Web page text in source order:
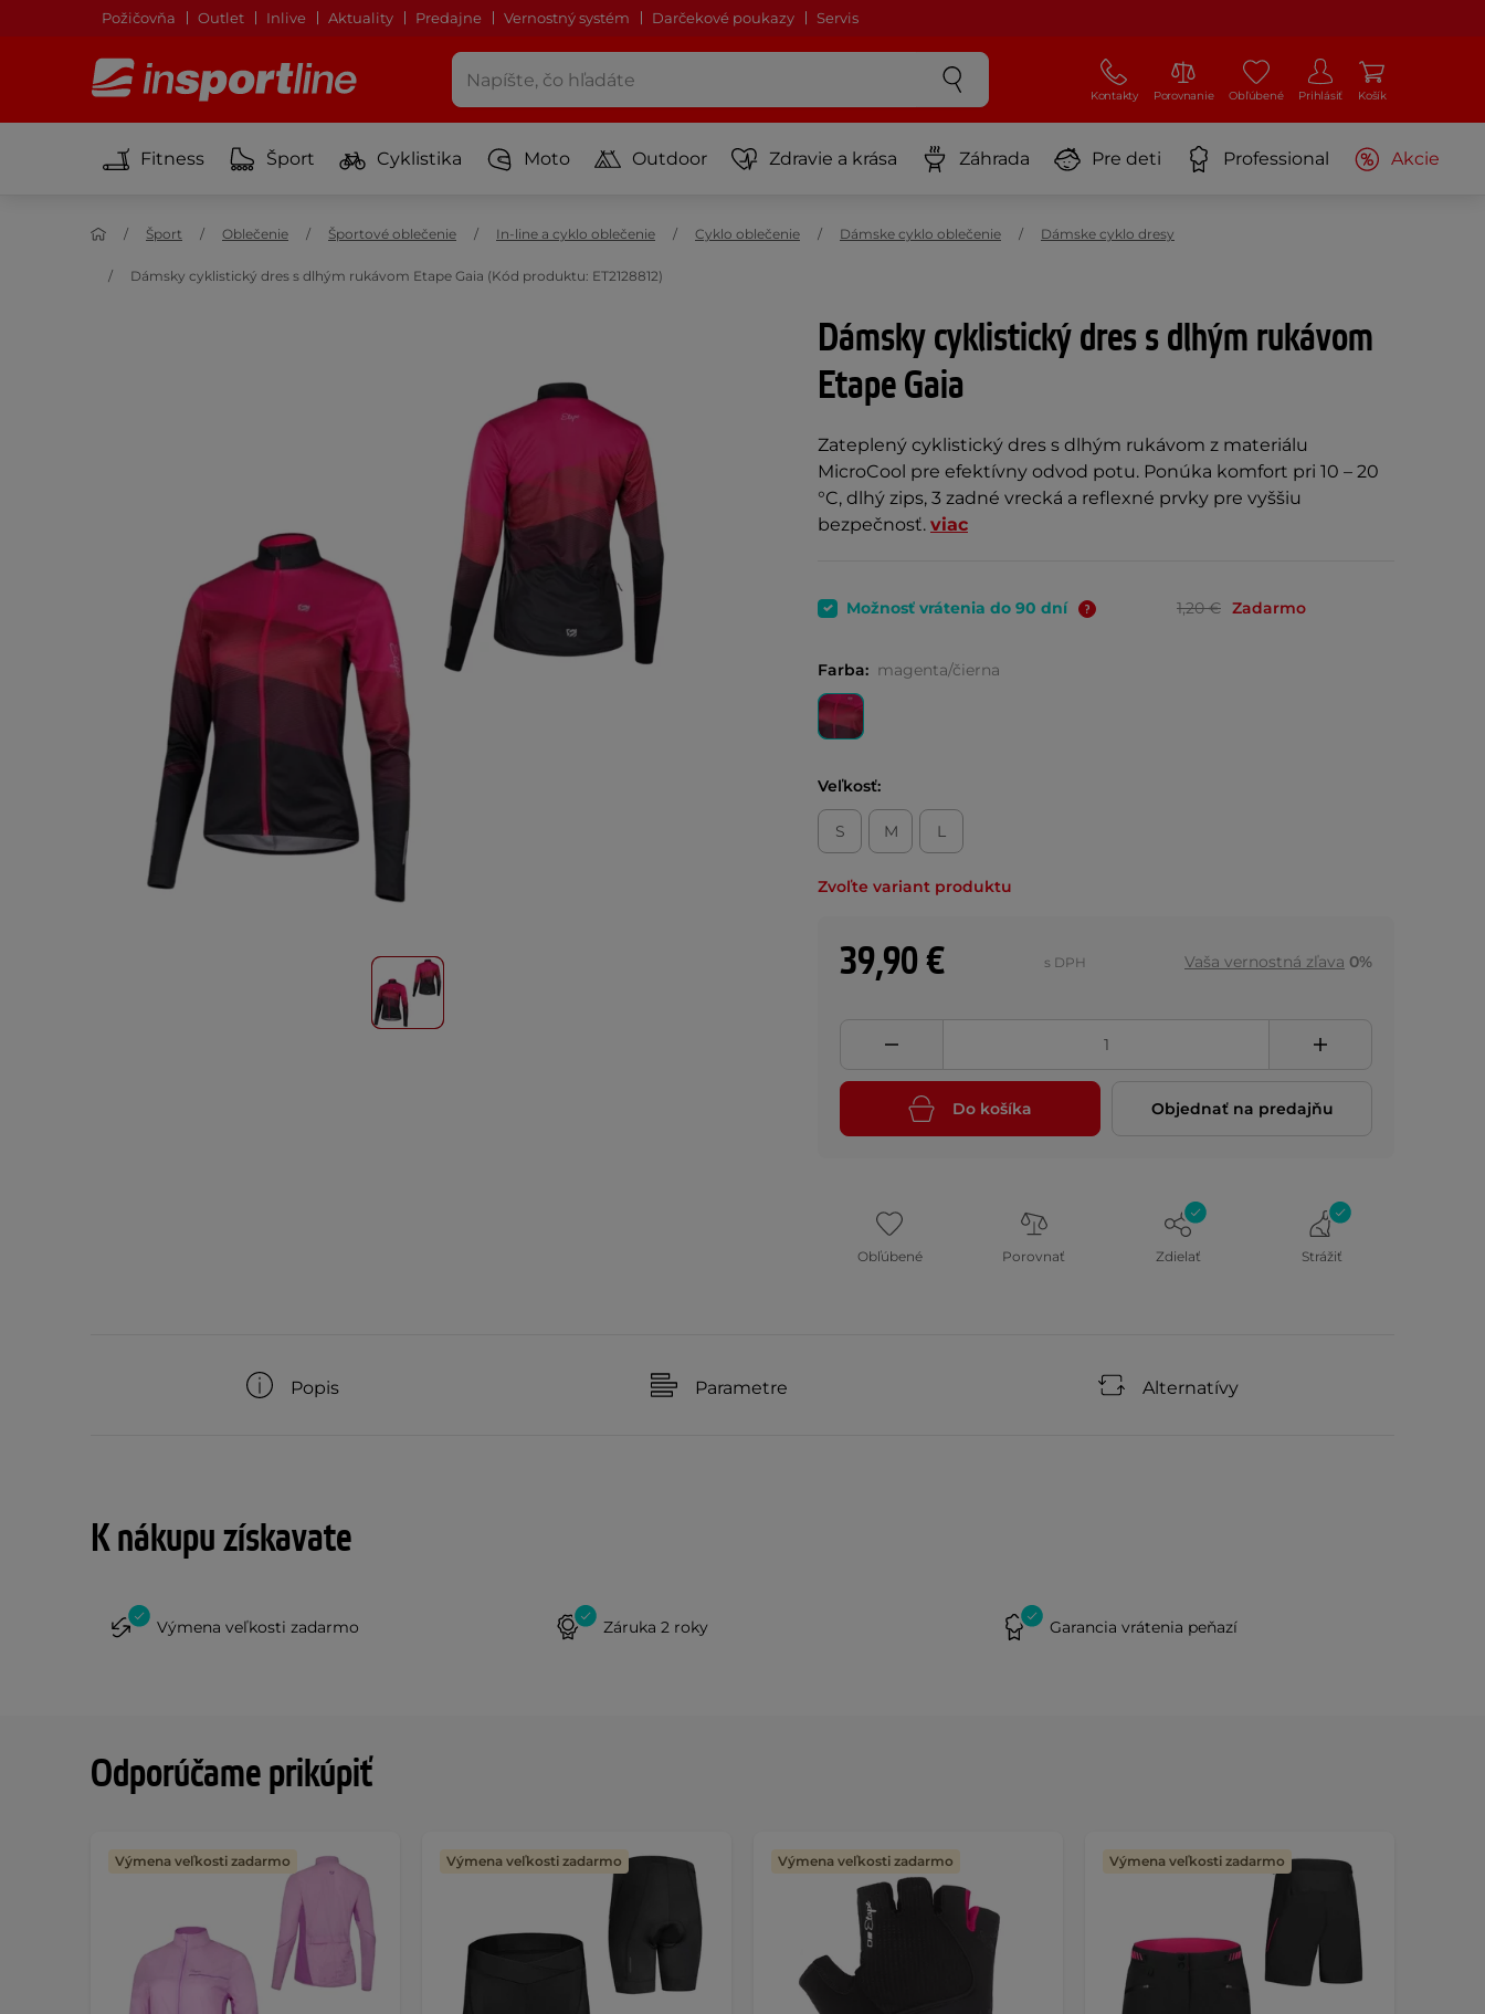
Požičovňa Outlet Inlive Aktuality Predajne Vernostný systém Darčekové poukazy Servis
Kontakty Porovnanie Obľúbené Prihlásiť Košík
Fitness Šport Cyklistika Moto Outdoor Zdravie a krása Záhrada Pre deti Professional Akcie
Šport Oblečenie Športové oblečenie In-line a cyklo oblečenie Cyklo oblečenie Dámske cyklo oblečenie Dámske cyklo dresy
Dámsky cyklistický dres s dlhým rukávom Etape Gaia (Kód produktu: ET2128812)
Dámsky cyklistický dres s dlhým rukávom
Etape Gaia
Zateplený cyklistický dres s dlhým rukávom z materiálu
MicroCool pre efektívny odvod potu. Ponúka komfort pri 10 – 20
°C, dlhý zips, 3 zadné vrecká a reflexné prvky pre vyššiu
bezpečnosť. viac
Možnosť vrátenia do 90 dní 1,20 € Zadarmo
Farba: magenta/čierna
Veľkosť:
S M L
Zvoľte variant produktu
39,90 € s DPH Vaša vernostná zľava 0%
Do košíka Objednať na predajňu
Obľúbené Porovnať Zdielať Strážiť
Popis Parametre Alternatívy
K nákupu získavate
Výmena veľkosti zadarmo Záruka 2 roky Garancia vrátenia peňazí
Odporúčame prikúpiť
Výmena veľkosti zadarmo Výmena veľkosti zadarmo Výmena veľkosti zadarmo Výmena veľkosti zadarmo